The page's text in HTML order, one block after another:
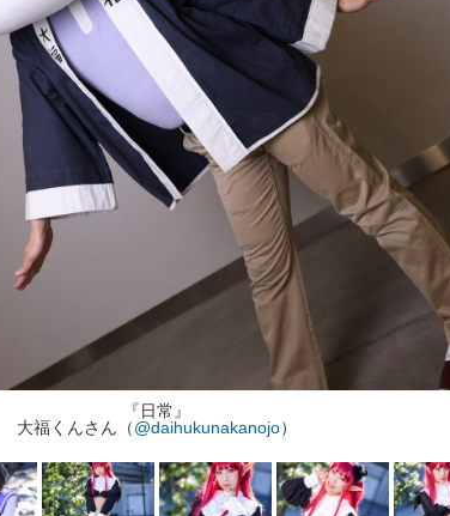
『日常』
大福くんさん（@daihukunakanojo）